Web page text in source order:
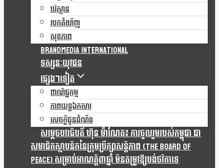
បរិស្ថាន
របកគំហើញ
សុខភាព
Brandmedia international
ទស្សនៈយុវជន
ផ្សេងៗទៀត
ពាណិជ្ជកម្ម
ភាពយន្តឯកសារ
សេចក្តីជូនដំណឹង
សម្តេចបវរធិបតី ហ៊ុន ម៉ាណែត៖ ការចូលរួមរបស់កម្ពុជា ជា
សមាជិកស្ថាបនិកនៃក្រុមប្រឹក្សាសន្តិភាព (The Board Of
Peace) សម្រាប់អាណត្តិ៣ឆ្នាំ មិនតម្រូវឱ្យបង់ថវិកាទេ